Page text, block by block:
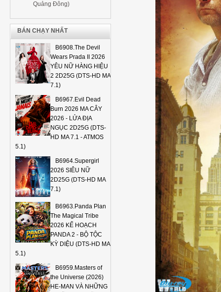
Quảng Đông)
BÁN CHẠY NHẤT
B6908.The Devil
Wears Prada II 2026
YÊU NỮ HÀNG HIỆU
2 2D25G (DTS-HD MA
7.1)
B6967.Evil Dead
Burn 2026 MA CÂY
2026 - LỬA ĐỊA
NGỤC 2D25G (DTS-
HD MA 7.1 - ATMOS
5.1)
B6964.Supergirl
2026 SIÊU NỮ
2D25G (DTS-HD MA
7.1)
B6963.Panda Plan
The Magical Tribe
2026 KẾ HOẠCH
PANDA 2 - BỘ TỘC
KỲ DIỆU (DTS-HD MA
5.1)
B6959.Masters of
the Universe (2026)
HE-MAN VÀ NHỮNG